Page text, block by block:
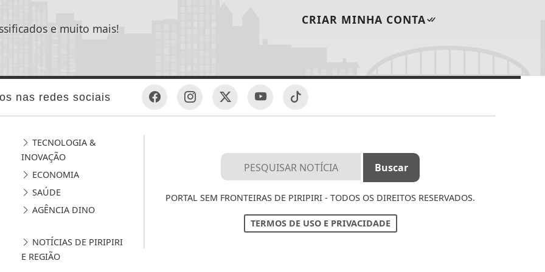
e muito mais!
CRIAR MINHA CONTA
nas redes sociais
TECNOLOGIA &
INOVAÇÃO
ECONOMIA
SAÚDE
AGÊNCIA DINO
NOTÍCIAS DE PIRIPIRI
E REGIÃO
PORTAL SEM FRONTEIRAS DE PIRIPIRI - TODOS OS DIREITOS RESERVADOS.
TERMOS DE USO E PRIVACIDADE